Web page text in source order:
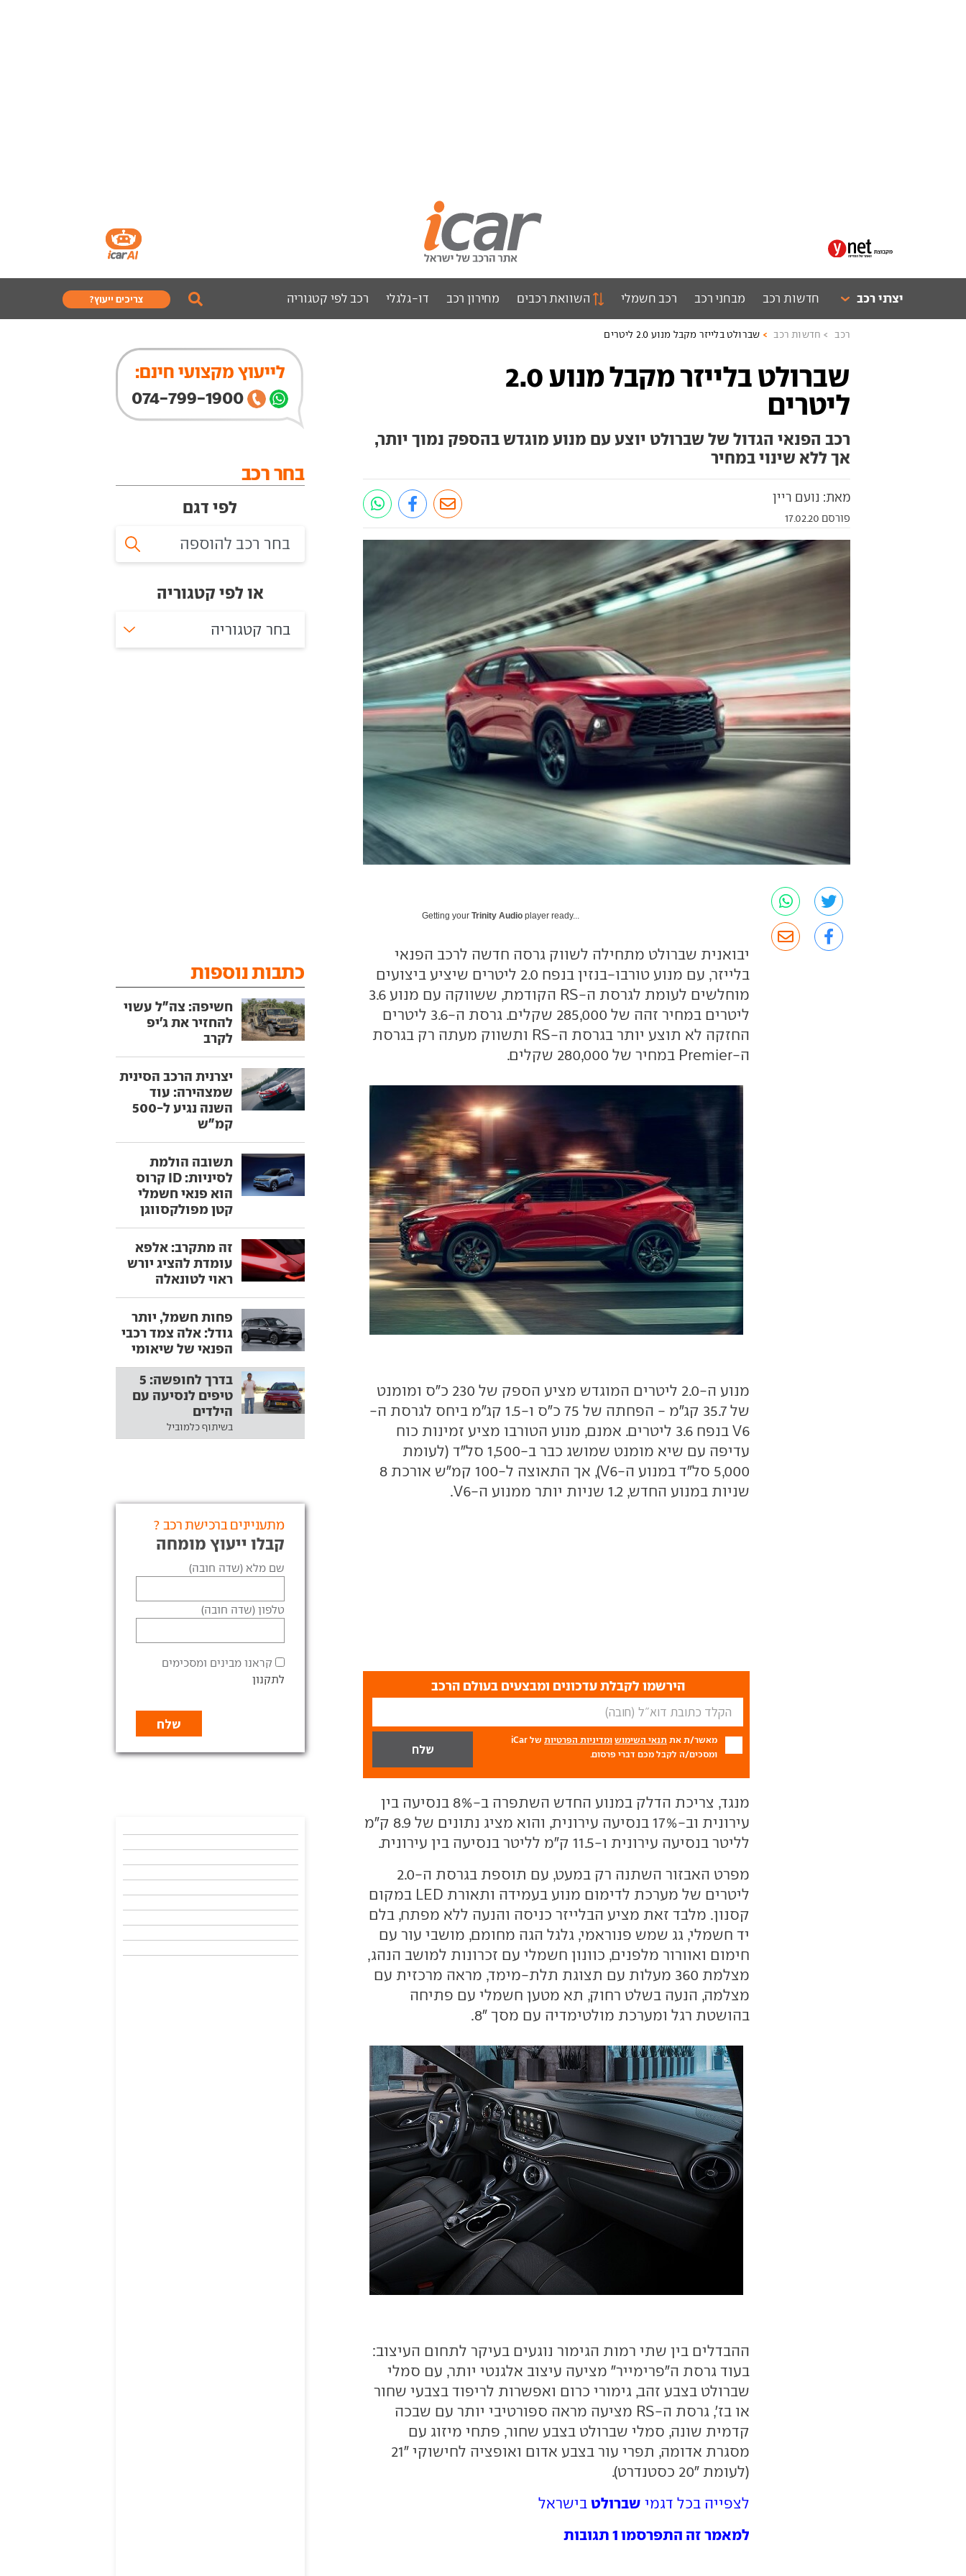
יצרני רכב חדשות רכב מבחני רכב רכב חשמלי השוואת רכבים מחירון רכב דו-גלגלי רכב לפי קטגוריה צריכים ייעוץ?
רכב חדשות רכב שברולט בלייזר מקבל מנוע 2.0 ליטרים
שברולט בלייזר מקבל מנוע 2.0
ליטרים
רכב הפנאי הגדול של שברולט יוצע עם מנוע מוגדש בהספק נמוך יותר,
אך ללא שינוי במחיר
מאת: נועם ריין
פורסם 17.02.20
Getting yourTrinity Audio player ready...
יבואנית שברולט מתחילה לשווק גרסה חדשה לרכב הפנאי
בלייזר, עם מנוע טורבו-בנזין בנפח 2.0 ליטרים שיציע ביצועים
מוחלשים לעומת לגרסת ה-RS הקודמת, ששווקה עם מנוע 3.6
ליטרים במחיר זהה של 285,000 שקלים. גרסת ה-3.6 ליטרים
החזקה לא תוצע יותר בגרסת ה-RS ותשווק מעתה רק בגרסת
ה-Premier במחיר של 280,000 שקלים.
מנוע ה-2.0 ליטרים המוגדש מציע הספק של 230 כ"ס ומומנט
של 35.7 קג"מ - הפחתה של 75 כ"ס ו-1.5 קג"מ ביחס לגרסת ה-
V6 בנפח 3.6 ליטרים. אמנם, מנוע הטורבו מציע זמינות כוח
עדיפה עם שיא מומנט שמושג כבר ב-1,500 סל"ד (לעומת
5,000 סל"ד במנוע ה-V6), אך התאוצה ל-100 קמ"ש אורכת 8
שניות במנוע החדש, 1.2 שניות יותר ממנוע ה-V6.
הירשמו לקבלת עדכונים ומבצעים בעולם הרכב
מאשר/ת את תנאי השימוש ומדיניות הפרטיות
של iCar
ומסכים/ה לקבל מכם דברי פרסום.
מנגד, צריכת הדלק במנוע החדש השתפרה ב-8% בנסיעה בין
עירונית וב-17% בנסיעה עירונית, והוא מציג נתונים של 8.9 ק"מ
לליטר בנסיעה עירונית ו-11.5 ק"מ לליטר בנסיעה בין עירונית.
מפרט האבזור השתנה רק במעט, עם תוספת בגרסת ה-2.0
ליטרים של מערכת לדימום מנוע בעמידה ותאורת LED במקום
קסנון. מלבד זאת מציע הבלייזר כניסה והנעה ללא מפתח, בלם
יד חשמלי, גג שמש פנוראמי, גלגל הגה מחומם, מושבי עור עם
חימום ואוורור מלפנים, כוונון חשמלי עם זכרונות למושב הנהג,
מצלמת 360 מעלות עם תצוגת תלת-מימד, מראה מרכזית עם
מצלמה, הנעה בשלט רחוק, תא מטען חשמלי עם פתיחה
בהושטת רגל ומערכת מולטימדיה עם מסך "8.
ההבדלים בין שתי רמות הגימור נוגעים בעיקר לתחום העיצוב:
בעוד גרסת ה"פרימייר" מציעה עיצוב אלגנטי יותר, עם סמלי
שברולט בצבע זהב, גימורי כרום ואפשרות לריפוד בצבעי שחור
או בז', גרסת ה-RS מציעה מראה ספורטיבי יותר עם שבכה
קדמית שונה, סמלי שברולט בצבע שחור, פתחי מיזוג עם
מסגרת אדומה, תפרי עור בצבע אדום ואופציה לחישוקי "21
(לעומת "20 כסטנדרט).
לצפייה בכל דגמי שברולט בישראל
למאמר זה התפרסמו 1 תגובות
לייעוץ מקצועי חינם:
074-799-1900
בחר רכב
לפי דגם
או לפי קטגוריה
בחר קטגוריה
כתבות נוספות
חשיפה: צה"ל עשוי
להחזיר את ג'יפ
לקרב
יצרנית הרכב הסינית
שמצהירה: עוד
השנה נגיע ל-500
קמ"ש
תשובה הולמת
לסיניות: ID קרוס
הוא פנאי חשמלי
קטן מפולקסווגן
זה מתקרב: אלפא
עומדת להציג יורש
ראוי לטונאלה
פחות חשמל, יותר
גודל: אלה צמד רכבי
הפנאי של שיאומי
בדרך לחופשה: 5
טיפים לנסיעה עם
הילדים
בשיתוף כלמוביל
מתעניינים ברכישת רכב ?
קבלו ייעוץ מומחה
שם מלא (שדה חובה)
טלפון (שדה חובה)
קראנו מבינים ומסכימים
לתקנון